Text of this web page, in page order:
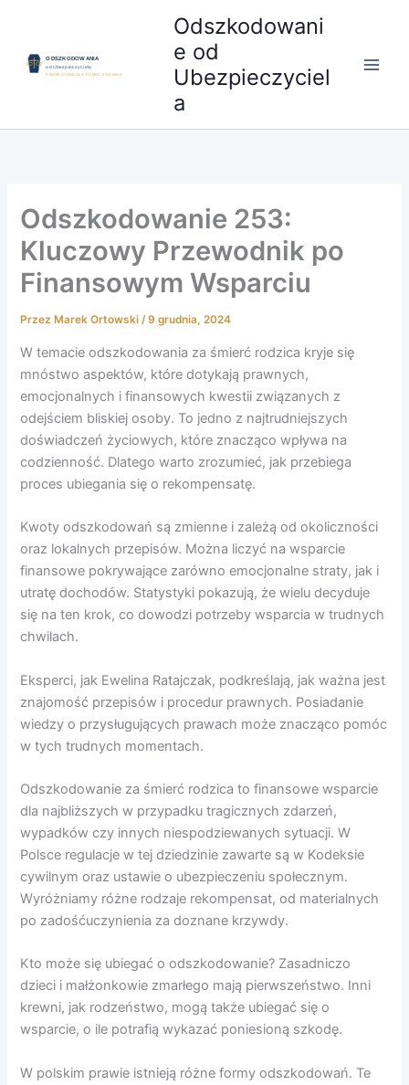
treści
Odszkodowani
e od
Ubezpieczyciel
a
Odszkodowanie 253:
Kluczowy Przewodnik po
Finansowym Wsparciu
Przez Marek Ortowski/9 grudnia, 2024
W temacie odszkodowania za śmierć rodzica kryje się
mnóstwo aspektów, które dotykają prawnych,
emocjonalnych i finansowych kwestii związanych z
odejściem bliskiej osoby. To jedno z najtrudniejszych
doświadczeń życiowych, które znacząco wpływa na
codzienność. Dlatego warto zrozumieć, jak przebiega
proces ubiegania się o rekompensatę.
Kwoty odszkodowań są zmienne i zależą od okoliczności
oraz lokalnych przepisów. Można liczyć na wsparcie
finansowe pokrywające zarówno emocjonalne straty, jak i
utratę dochodów. Statystyki pokazują, że wielu decyduje
się na ten krok, co dowodzi potrzeby wsparcia w trudnych
chwilach.
Eksperci, jak Ewelina Ratajczak, podkreślają, jak ważna jest
znajomość przepisów i procedur prawnych. Posiadanie
wiedzy o przysługujących prawach może znacząco pomóc
w tych trudnych momentach.
Odszkodowanie za śmierć rodzica to finansowe wsparcie
dla najbliższych w przypadku tragicznych zdarzeń,
wypadków czy innych niespodziewanych sytuacji. W
Polsce regulacje w tej dziedzinie zawarte są w Kodeksie
cywilnym oraz ustawie o ubezpieczeniu społecznym.
Wyróżniamy różne rodzaje rekompensat, od materialnych
po zadośćuczynienia za doznane krzywdy.
Kto może się ubiegać o odszkodowanie? Zasadniczo
dzieci i małżonkowie zmarłego mają pierwszeństwo. Inni
krewni, jak rodzeństwo, mogą także ubiegać się o
wsparcie, o ile potrafią wykazać poniesioną szkodę.
W polskim prawie istnieją różne formy odszkodowań. Te